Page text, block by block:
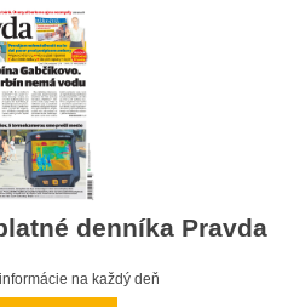
denníka Pravda
na každý deň